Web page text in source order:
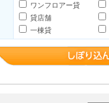
ワンフロアー貸
貸店舗
一棟貸